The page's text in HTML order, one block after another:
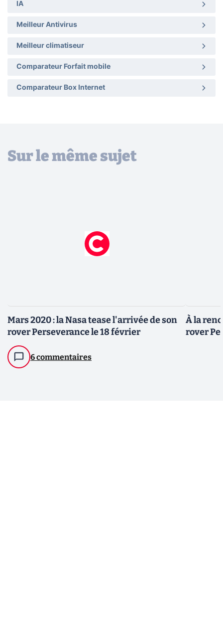
IA
Meilleur Antivirus
Meilleur climatiseur
Comparateur Forfait mobile
Comparateur Box Internet
Sur le même sujet
Mars 2020 : la Nasa tease l'arrivée de son
rover Perseverance le 18 février
6 commentaires
À la
rover